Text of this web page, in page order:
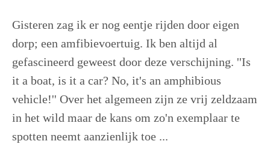
Gisteren zag ik er nog eentje rijden door eigen
dorp; een amfibievoertuig. Ik ben altijd al
gefascineerd geweest door deze verschijning. ''Is
it a boat, is it a car? No, it's an amphibious
vehicle!'' Over het algemeen zijn ze vrij zeldzaam
in het wild maar de kans om zo'n exemplaar te
spotten neemt aanzienlijk toe ...